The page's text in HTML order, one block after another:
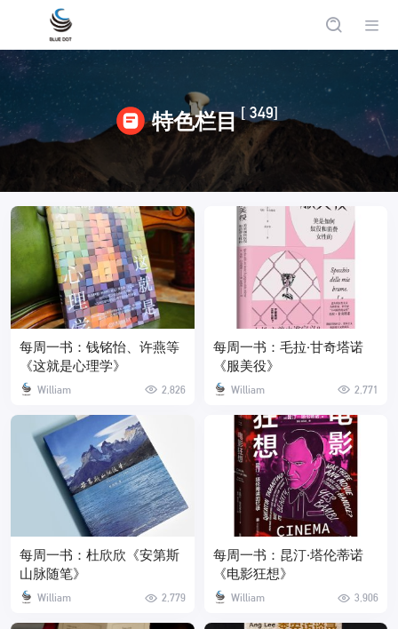
特色栏目 [ 349]
每周一书：钱铭怡、许燕等
《这就是心理学》
William 2,826
每周一书：毛拉·甘奇塔诺
《服美役》
William 2,771
每周一书：杜欣欣《安第斯
山脉随笔》
William 2,779
每周一书：昆汀·塔伦蒂诺
《电影狂想》
William 3,906